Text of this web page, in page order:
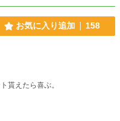
お気に入り追加 158
貰えたら喜ぶ。